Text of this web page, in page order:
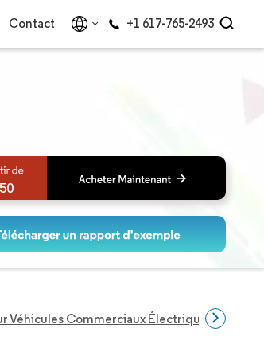
Contact +1 617-765-2493
Véhicules Commerciaux Électriques Aux